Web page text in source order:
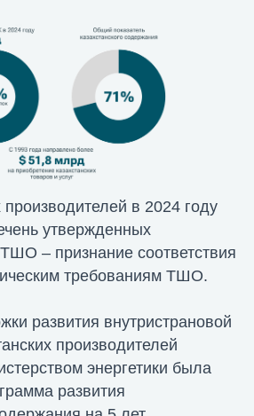
производителей в 2024 году
утвержденных
– признание соответствия
требованиям ТШО.
развития внутристрановой
производителей
энергетики была
развития